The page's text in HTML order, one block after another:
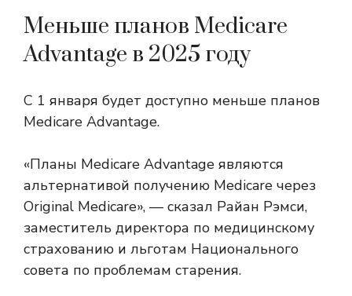
Меньше планов Medicare
Advantage в 2025 году
С 1 января будет доступно меньше планов
Medicare Advantage.
«Планы Medicare Advantage являются
альтернативой получению Medicare через
Original Medicare», — сказал Райан Рэмси,
заместитель директора по медицинскому
страхованию и льготам Национального
совета по проблемам старения.